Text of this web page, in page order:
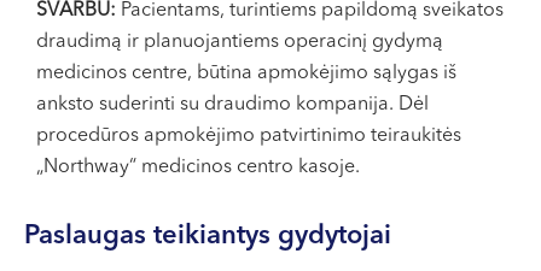
SVARBU: Pacientams, turintiems papildomą sveikatos
draudimą ir planuojantiems operacinį gydymą
medicinos centre, būtina apmokėjimo sąlygas iš
anksto suderinti su draudimo kompanija. Dėl
procedūros apmokėjimo patvirtinimo teiraukitės
„Northway“ medicinos centro kasoje.
Paslaugas teikiantys gydytojai